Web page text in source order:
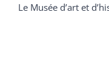
Le Musée d’art et